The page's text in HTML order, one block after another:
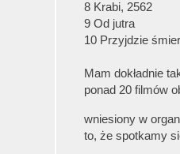
8 Krabi, 2562
9 Od jutra
10 Przyjdzie
Mam dokładnie
ponad 20 filmów
wniesiony w
to, że spotkamy